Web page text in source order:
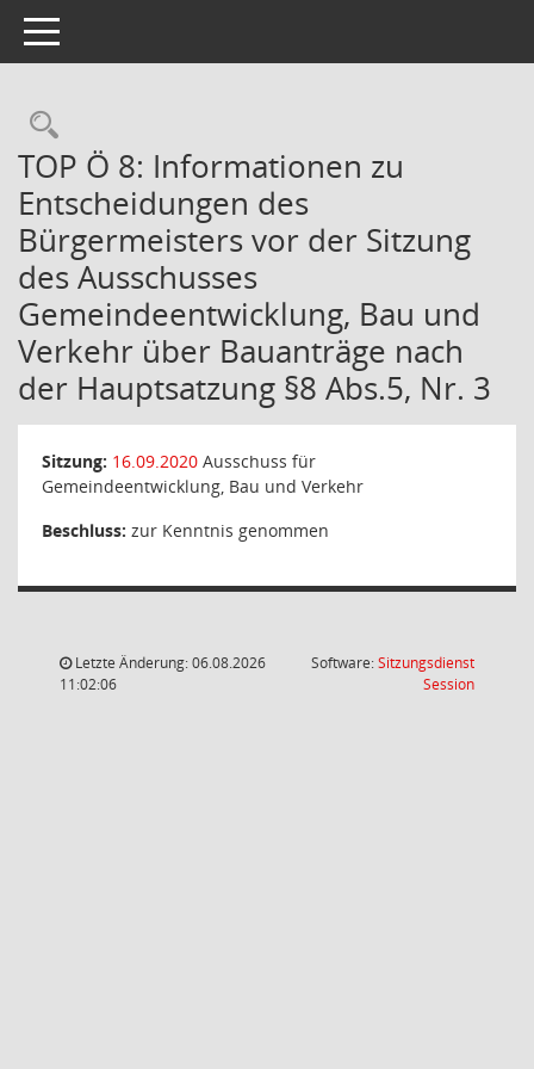
Toggle navigation
Rechercheauswahl
TOP Ö 8: Informationen zu
Entscheidungen des
Bürgermeisters vor der Sitzung
des Ausschusses
Gemeindeentwicklung, Bau und
Verkehr über Bauanträge nach
der Hauptsatzung §8 Abs.5, Nr. 3
Sitzung: 16.09.2020 Ausschuss für
Gemeindeentwicklung, Bau und Verkehr
Beschluss: zur Kenntnis genommen
Letzte Änderung: 06.08.2026
11:02:06
Software:Sitzungsdienst
Session(Wird in